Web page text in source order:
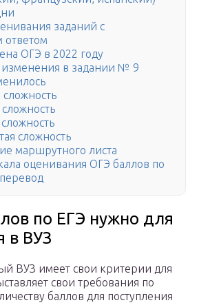
заданий с
ответом
ОГЭ в 2022 году
изменения в задании № 9
сложность
маршрутного листа
оценивания ОГЭ баллов по
по ЕГЭ нужно для
в ВУЗ
ВУЗ имеет свои критерии для
свои требования по
баллов для поступления